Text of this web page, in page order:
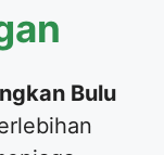
Bulu